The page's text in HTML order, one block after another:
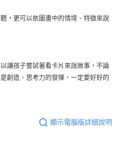
，更可以依圖畫中的情境、特徵來說
讓孩子嘗試著看卡片來說故事，不論
創造、思考力的發揮，一定要好好的
顯示電腦版詳細說明